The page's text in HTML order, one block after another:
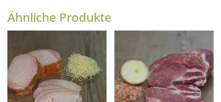
Ähnliche Produkte